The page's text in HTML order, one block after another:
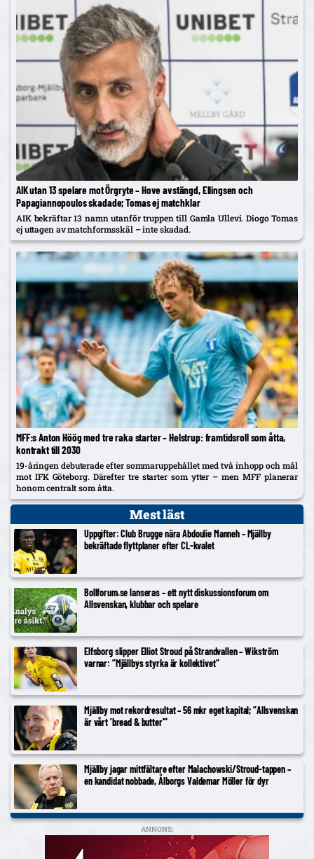
AIK utan 13 spelare mot Örgryte – Hove avstängd, Ellingsen och
Papagiannopoulos skadade; Tomas ej matchklar
AIK bekräftar 13 namn utanför truppen till Gamla Ullevi. Diogo Tomas
ej uttagen av matchformsskäl – inte skadad.
MFF:s Anton Höög med tre raka starter – Helstrup: framtidsroll som åtta,
kontrakt till 2030
19-åringen debuterade efter sommaruppehållet med två inhopp och mål
mot IFK Göteborg. Därefter tre starter som ytter – men MFF planerar
honom centralt som åtta.
Mest läst
Uppgifter: Club Brugge nära Abdoulie Manneh – Mjällby
bekräftade flyttplaner efter CL-kvalet
Bollforum.se lanseras – ett nytt diskussionsforum om
Allsvenskan, klubbar och spelare
Elfsborg slipper Elliot Stroud på Strandvallen – Wikström
varnar: ”Mjällbys styrka är kollektivet”
Mjällby mot rekordresultat – 56 mkr eget kapital; ”Allsvenskan
är vårt ’bread & butter'”
Mjällby jagar mittfältare efter Malachowski/Stroud-tappen –
en kandidat nobbade, Ålborgs Valdemar Möller för dyr
ANNONS: